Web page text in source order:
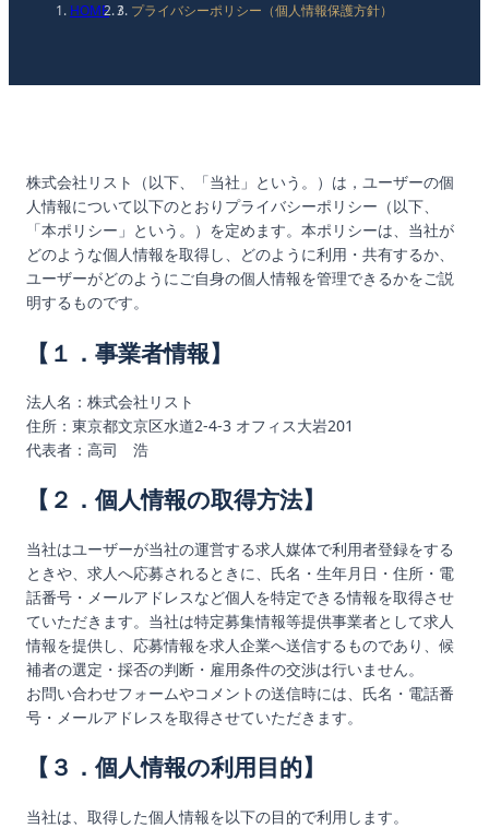
HOME / プライバシーポリシー（個人情報保護方針）
株式会社リスト（以下、「当社」という。）は，ユーザーの個
人情報について以下のとおりプライバシーポリシー（以下、
「本ポリシー」という。）を定めます。本ポリシーは、当社が
どのような個人情報を取得し、どのように利用・共有するか、
ユーザーがどのようにご自身の個人情報を管理できるかをご説
明するものです。
【１．事業者情報】
法人名：株式会社リスト
住所：東京都文京区水道2-4-3 オフィス大岩201
代表者：高司 浩
【２．個人情報の取得方法】
当社はユーザーが当社の運営する求人媒体で利用者登録をする
ときや、求人へ応募されるときに、氏名・生年月日・住所・電
話番号・メールアドレスなど個人を特定できる情報を取得させ
ていただきます。当社は特定募集情報等提供事業者として求人
情報を提供し、応募情報を求人企業へ送信するものであり、候
補者の選定・採否の判断・雇用条件の交渉は行いません。
お問い合わせフォームやコメントの送信時には、氏名・電話番
号・メールアドレスを取得させていただきます。
【３．個人情報の利用目的】
当社は、取得した個人情報を以下の目的で利用します。